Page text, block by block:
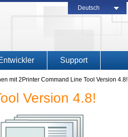
Deutsch
Support
mit 2Printer Command Line Tool Version 4.8!
Version 4.8!